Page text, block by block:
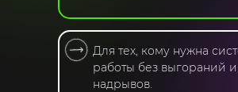
Для тех, кому нужна
работы без выгораний и
надрывов.